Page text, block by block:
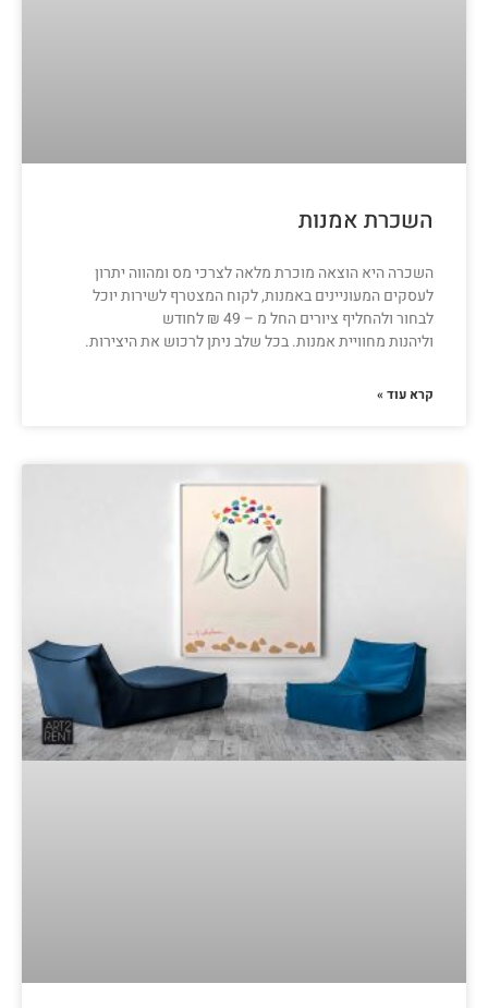
השכרת אמנות
השכרה היא הוצאה מוכרת מלאה לצרכי מס ומהווה יתרון
לעסקים המעוניינים באמנות, לקוח המצטרף לשירות יוכל
לבחור ולהחליף ציורים החל מ – 49 ₪ לחודש
וליהנות מחוויית אמנות. בכל שלב ניתן לרכוש את היצירות.
קרא עוד »